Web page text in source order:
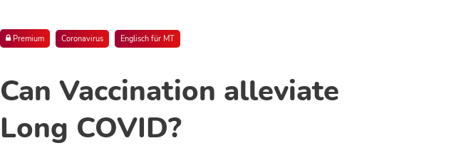
Premium Coronavirus Englisch für MT
Can Vaccination alleviate
Long COVID?